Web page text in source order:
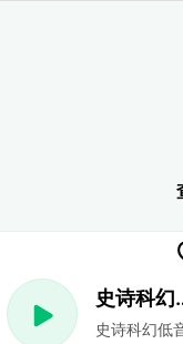
。
史诗科幻
史诗科幻低